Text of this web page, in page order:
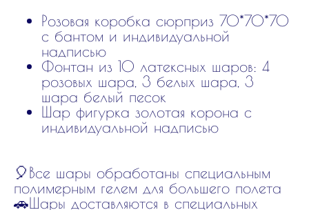
Розовая коробка сюрприз 70*70*70
с бантом и индивидуальной
надписью
Фонтан из 10 латексных шаров: 4
розовых шара, 3 белых шара, 3
шара белый песок
Шар фигурка золотая корона с
индивидуальной надписью
🎈Все шары обработаны специальным
полимерным гелем для большего полета
🚗Шары доставляются в специальных